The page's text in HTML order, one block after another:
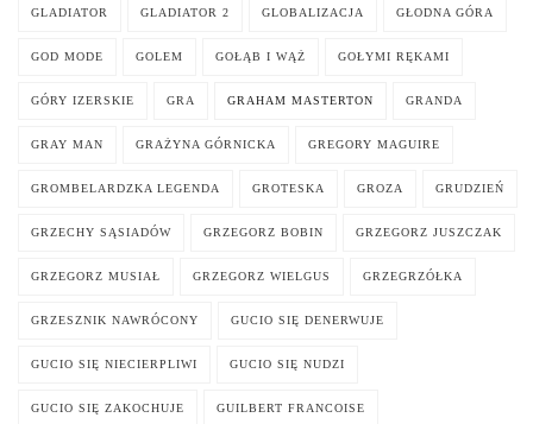
GLADIATOR GLADIATOR 2 GLOBALIZACJA GŁODNA GÓRA
GOD MODE GOLEM GOŁĄB I WĄŻ GOŁYMI RĘKAMI
GÓRY IZERSKIE GRA GRAHAM MASTERTON GRANDA
GRAY MAN GRAŻYNA GÓRNICKA GREGORY MAGUIRE
GROMBELARDZKA LEGENDA GROTESKA GROZA GRUDZIEŃ
GRZECHY SĄSIADÓW GRZEGORZ BOBIN GRZEGORZ JUSZCZAK
GRZEGORZ MUSIAŁ GRZEGORZ WIELGUS GRZEGRZÓŁKA
GRZESZNIK NAWRÓCONY GUCIO SIĘ DENERWUJE
GUCIO SIĘ NIECIERPLIWI GUCIO SIĘ NUDZI
GUCIO SIĘ ZAKOCHUJE GUILBERT FRANCOISE